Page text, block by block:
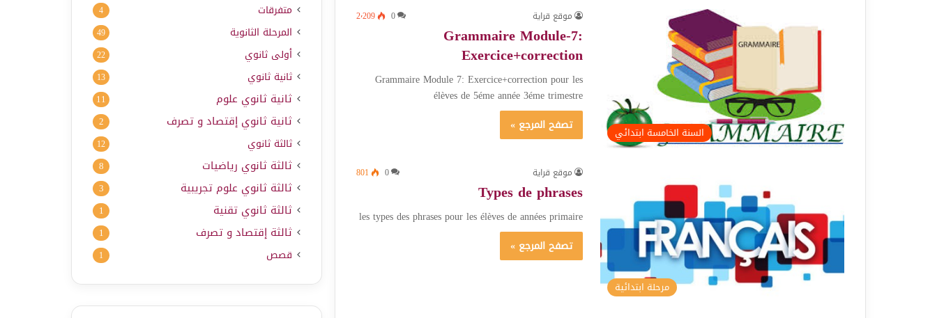
السنة الخامسة ابتدائي
موقع قراية 0 2٬209
Grammaire Module-7:
Exercice+correction
Grammaire Module 7: Exercice+correction pour les
élèves de 5éme année 3éme trimestre
تصفح المرجع »
مرحلة ابتدائية
موقع قراية 0
801
Types de phrases
les types des phrases pour les élèves de années primaire
تصفح المرجع »
متفرقات 4
المرحلة الثانوية 49
أولى ثانوي 22
ثانية ثانوي 13
ثانية ثانوي علوم 11
ثانية ثانوي إقتصاد و تصرف 2
ثالثة ثانوي 12
ثالثة ثانوي رياضيات 8
ثالثة ثانوي علوم تجريبية 3
ثالثة ثانوي تقنية 1
ثالثة إقتصاد و تصرف 1
قصص 1